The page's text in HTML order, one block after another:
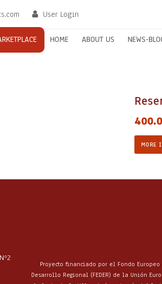
User Login
HOME ABOUT US NEWS-
MORE
Proyecto financiado por el Fondo Europeo
Desarrollo Regional (FEDER) de la Unión